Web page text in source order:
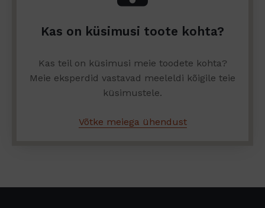
Kas on küsimusi toote kohta?
Kas teil on küsimusi meie toodete kohta?
Meie eksperdid vastavad meeleldi kõigile teie
küsimustele.
Võtke meiega ühendust